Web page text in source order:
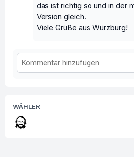
das ist richtig so und in der
Version gleich.
Viele Grüße aus Würzburg!
WÄHLER